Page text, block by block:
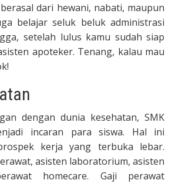
dari hewani, nabati, maupun
belajar seluk beluk administrasi
setelah lulus kamu sudah siap
apoteker. Tenang, kalau mau
dengan dunia kesehatan, SMK
incaran para siswa. Hal ini
kerja yang terbuka lebar.
asisten laboratorium, asisten
homecare. Gaji perawat